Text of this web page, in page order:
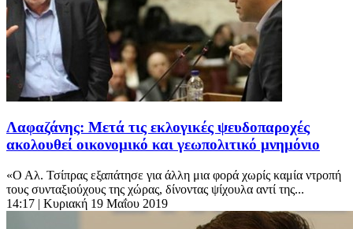
Λαφαζάνης: Μετά τις εκλογικές ψευδοπαροχές
ακολουθεί οικονομικό και γεωπολιτικό μνημόνιο
«Ο Αλ. Τσίπρας εξαπάτησε για άλλη μια φορά χωρίς καμία ντροπή
τους συνταξιούχους της χώρας, δίνοντας ψίχουλα αντί της...
14:17 | Κυριακή 19 Μαΐου 2019